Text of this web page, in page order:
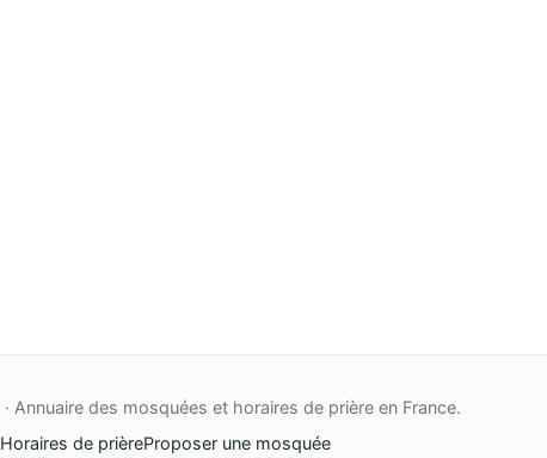
· Annuaire des mosquées et horaires de prière en France.
Horaires de prièreProposer une mosquée